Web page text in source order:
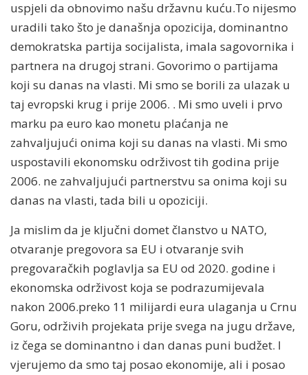
uspjeli da obnovimo našu državnu kuću.To nijesmo
uradili tako što je današnja opozicija, dominantno
demokratska partija socijalista, imala sagovornika i
partnera na drugoj strani. Govorimo o partijama
koji su danas na vlasti. Mi smo se borili za ulazak u
taj evropski krug i prije 2006. . Mi smo uveli i prvo
marku pa euro kao monetu plaćanja ne
zahvaljujući onima koji su danas na vlasti. Mi smo
uspostavili ekonomsku održivost tih godina prije
2006. ne zahvaljujući partnerstvu sa onima koji su
danas na vlasti, tada bili u opoziciji.
Ja mislim da je ključni domet članstvo u NATO,
otvaranje pregovora sa EU i otvaranje svih
pregovaračkih poglavlja sa EU od 2020. godine i
ekonomska održivost koja se podrazumijevala
nakon 2006.preko 11 milijardi eura ulaganja u Crnu
Goru, održivih projekata prije svega na jugu države,
iz čega se dominantno i dan danas puni budžet. I
vjerujemo da smo taj posao ekonomije, ali i posao